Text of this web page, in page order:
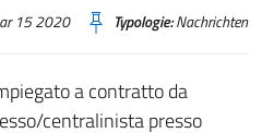
15 2020 Typologie:Nachrichten
a contratto da
centralinista presso